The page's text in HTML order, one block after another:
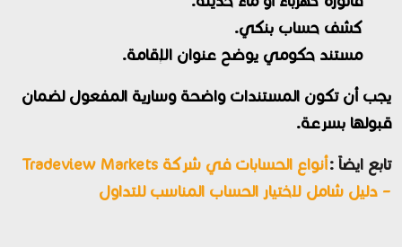
كشف حساب بنكي.
مستند حكومي يوضح عنوان الإقامة.
يجب أن تكون المستندات واضحة وسارية المفعول لضمان
قبولها بسرعة.
تابع ايضاً :
أنواع الحسابات في شركة Tradeview Markets
– دليل شامل لاختيار الحساب المناسب للتداول